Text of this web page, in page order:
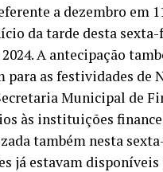
a dezembro em
da tarde desta sexta-
A antecipação
as festividades de
Municipal de
às instituições
também nesta
já estavam disponíveis